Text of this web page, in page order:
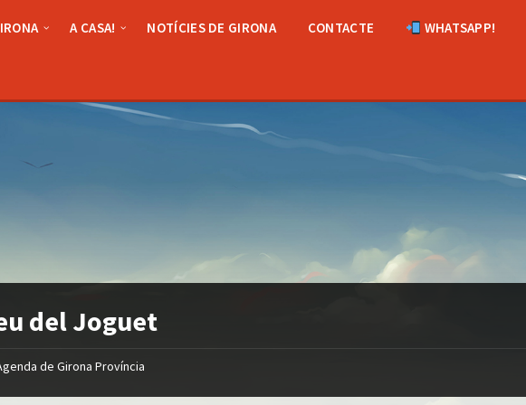
A CASA! NOTÍCIES DE GIRONA CONTACTE WHATSAPP!
del Joguet
de Girona Província